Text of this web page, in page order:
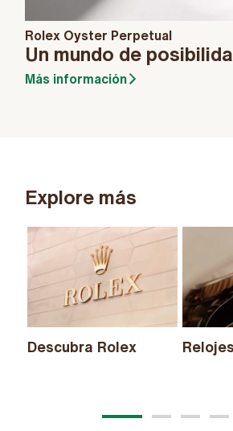
Rolex Oyster Perpetual
Un mundo de
Más información
Explore más
Descubra Rolex